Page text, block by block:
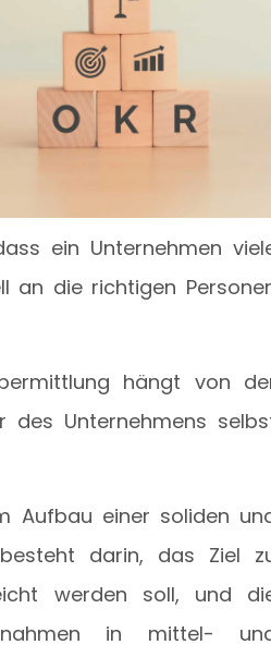
ein Unternehmen
an die richtigen
hängt von
des Unternehmens
Aufbau einer soliden
darin, das Ziel
werden soll, und
in mittel-